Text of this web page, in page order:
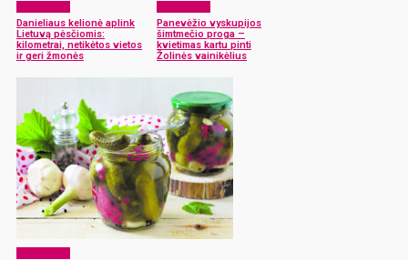
Danieliaus kelionė aplink
Lietuvą pėsčiomis:
kilometrai, netikėtos vietos
ir geri žmonės
Panevėžio vyskupijos
šimtmečio proga –
kvietimas kartu pinti
Žolinės vainikėlius